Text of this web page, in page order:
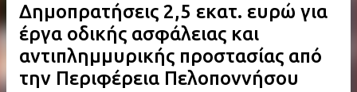
Δημοπρατήσεις 2,5 εκατ. ευρώ για
έργα οδικής ασφάλειας και
αντιπλημμυρικής προστασίας από
την Περιφέρεια Πελοποννήσου